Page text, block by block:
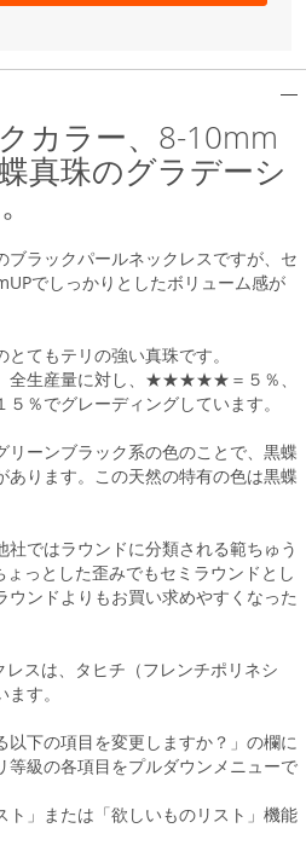
カラー、8-10mm
真珠のグラデーシ
ラックパールネックレスですが、セ
でしっかりとしたボリューム感が
もテリの強い真珠です。
全生産量に対し、★★★★★＝５％、
でグレーディングしています。
リーンブラック系の色のことで、黒蝶
ります。この天然の特有の色は黒蝶
ではラウンドに分類される範ちゅう
っとした歪みでもセミラウンドとし
ンドよりもお買い求めやすくなった
スは、タヒチ（フレンチポリネシ
す。
以下の項目を変更しますか？」の欄に
等級の各項目をプルダウンメニューで
ト」または「欲しいものリスト」機能